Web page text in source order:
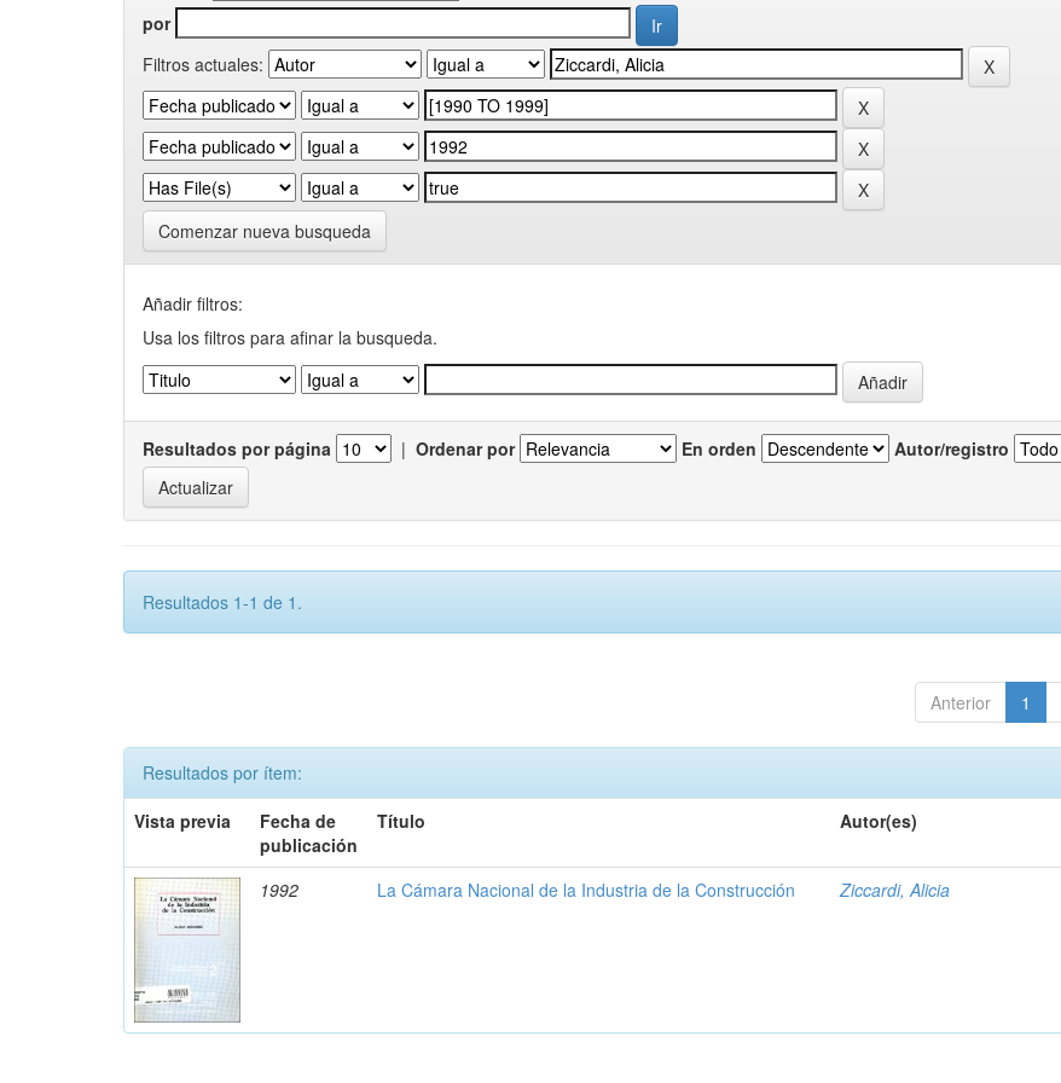
por
Filtros actuales:
Comenzar nueva busqueda
Añadir filtros:
Usa los filtros para afinar la busqueda.
Resultados por página | Ordenar por En orden Autor/registro
Resultados 1-1 de 1.
Anterior 1
Resultados por ítem:
Vista previa
Fecha de
publicación
Título Autor(es)
1992 La Cámara Nacional de la Industria de la Construcción Ziccardi, Alicia